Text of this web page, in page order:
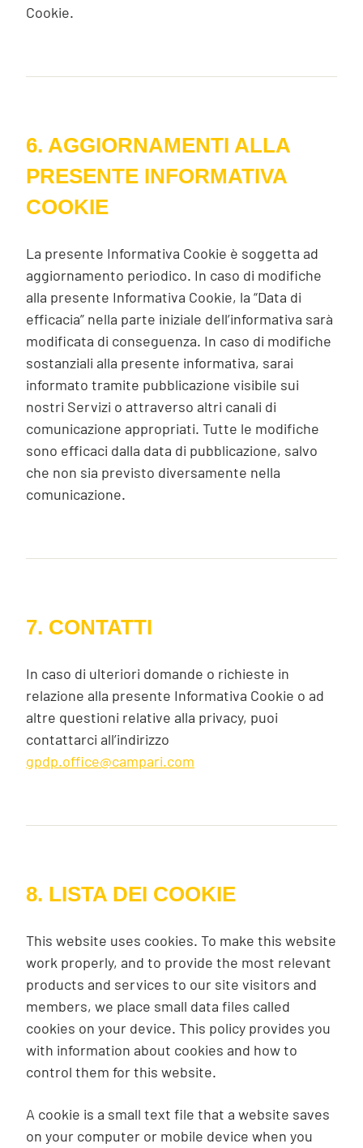
Cookie.
6. AGGIORNAMENTI ALLA
PRESENTE INFORMATIVA
COOKIE
La presente Informativa Cookie è soggetta ad
aggiornamento periodico. In caso di modifiche
alla presente Informativa Cookie, la “Data di
efficacia” nella parte iniziale dell’informativa sarà
modificata di conseguenza. In caso di modifiche
sostanziali alla presente informativa, sarai
informato tramite pubblicazione visibile sui
nostri Servizi o attraverso altri canali di
comunicazione appropriati. Tutte le modifiche
sono efficaci dalla data di pubblicazione, salvo
che non sia previsto diversamente nella
comunicazione.
7. CONTATTI
In caso di ulteriori domande o richieste in
relazione alla presente Informativa Cookie o ad
altre questioni relative alla privacy, puoi
contattarci all’indirizzo
gpdp.office@campari.com
8. LISTA DEI COOKIE
This website uses cookies. To make this website
work properly, and to provide the most relevant
products and services to our site visitors and
members, we place small data files called
cookies on your device. This policy provides you
with information about cookies and how to
control them for this website.
A cookie is a small text file that a website saves
on your computer or mobile device when you